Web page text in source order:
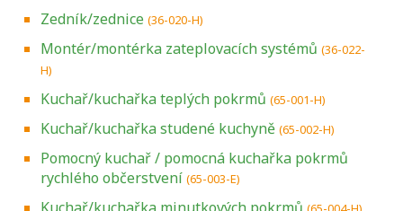
Zedník/zednice (36-020-H)
Montér/montérka zateplovacích systémů (36-022-
H)
Kuchař/kuchařka teplých pokrmů (65-001-H)
Kuchař/kuchařka studené kuchyně (65-002-H)
Pomocný kuchař / pomocná kuchařka pokrmů
rychlého občerstvení (65-003-E)
Kuchař/kuchařka minutkových pokrmů